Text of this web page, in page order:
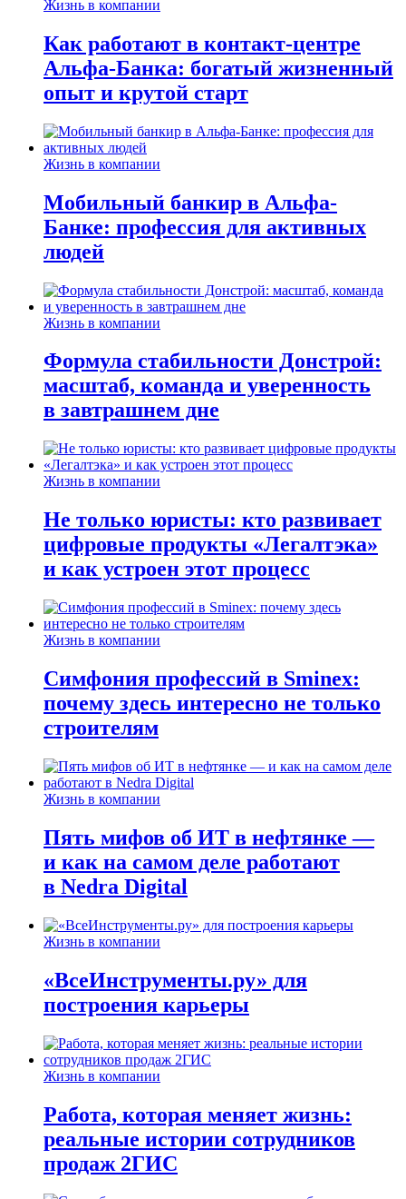
Жизнь в компании
Как работают в контакт-центре
Альфа-Банка: богатый жизненный
опыт и крутой старт
Жизнь в компании
Мобильный банкир в Альфа-
Банке: профессия для активных
людей
Жизнь в компании
Формула стабильности Донстрой:
масштаб, команда и уверенность
в завтрашнем дне
Жизнь в компании
Не только юристы: кто развивает
цифровые продукты «Легалтэка»
и как устроен этот процесс
Жизнь в компании
Симфония профессий в Sminex:
почему здесь интересно не только
строителям
Жизнь в компании
Пять мифов об ИТ в нефтянке —
и как на самом деле работают
в Nedra Digital
Жизнь в компании
«ВсеИнструменты.ру» для
построения карьеры
Жизнь в компании
Работа, которая меняет жизнь:
реальные истории сотрудников
продаж 2ГИС